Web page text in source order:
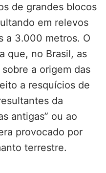
de grandes blocos
em relevos
a 3.000 metros. O
que, no Brasil, as
a origem das
a resquícios de
da
antigas” ou ao
provocado por
terrestre.